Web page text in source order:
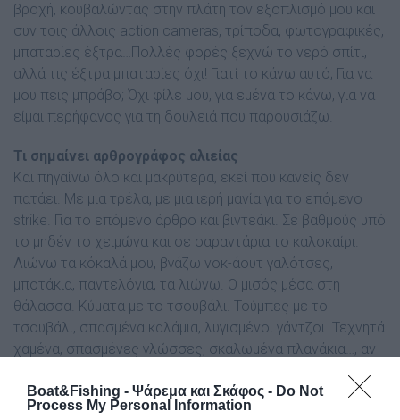
Boat&Fishing - Ψάρεμα και Σκάφος - Do Not
Process My Personal Information
βροχή, κουβαλώντας στην πλάτη τον εξοπλισµό µου και
συν τοις άλλοις action cameras, τρίποδα, φωτογραφικές,
µπαταρίες έξτρα…Πολλές φορές ξεχνώ το νερό σπίτι,
αλλά τις έξτρα µπαταρίες όχι! Γιατί το κάνω αυτό; Για να
µου πεις µπράβο; Όχι φίλε µου, για εµένα το κάνω, για να
είµαι περήφανος για τη δουλειά που παρουσιάζω.
Τι σηµαίνει αρθρογράφος αλιείας
Και πηγαίνω όλο και µακρύτερα, εκεί που κανείς δεν
πατάει. Με µια τρέλα, µε µια ιερή µανία για το επόµενο
strike. Για το επόµενο άρθρο και βιντεάκι. Σε βαθµούς υπό
το µηδέν το χειµώνα και σε σαραντάρια το καλοκαίρι.
Λιώνω τα κόκαλά µου, βγάζω νοκ-άουτ γαλότσες,
µποτάκια, παντελόνια, τα λιώνω. Ο µισός µέσα στη
θάλασσα. Κύµατα µε το τσουβάλι. Τούµπες µε το
τσουβάλι, σπασµένα καλάµια, λυγισµένοι γάντζοι. Τεχνητά
χαµένα, σπασµένες γλώσσες, σκαλωµένα πλανάκια…, αν
Και ποιος µου τα πληρώνει φίλε µου; Κανείς. Όσα βγάζω